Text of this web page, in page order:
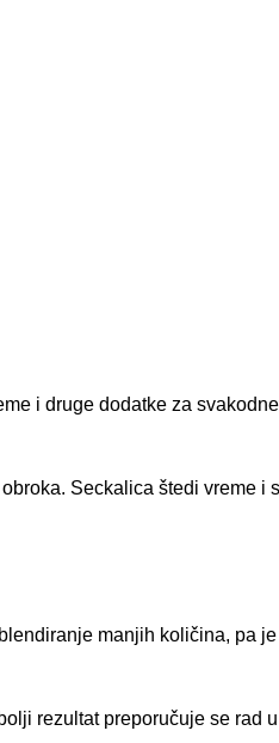
i druge dodatke za
Seckalica štedi vreme i
manjih količina, pa je
rezultat preporučuje se rad